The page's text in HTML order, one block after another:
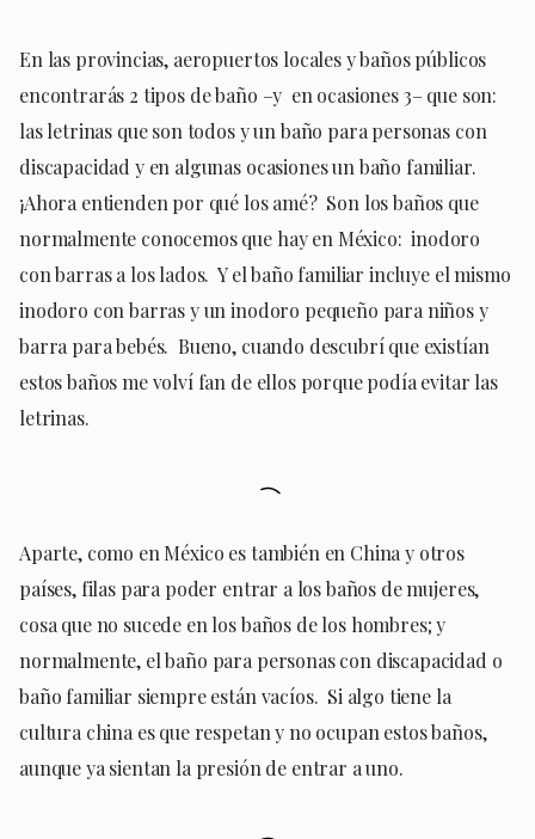
En las provincias, aeropuertos locales y baños públicos
encontrarás 2 tipos de baño –y en ocasiones 3– que son:
las letrinas que son todos y un baño para personas con
discapacidad y en algunas ocasiones un baño familiar.
¡Ahora entienden por qué los amé? Son los baños que
normalmente conocemos que hay en México: inodoro
con barras a los lados. Y el baño familiar incluye el mismo
inodoro con barras y un inodoro pequeño para niños y
barra para bebés. Bueno, cuando descubrí que existían
estos baños me volví fan de ellos porque podía evitar las
letrinas.
Aparte, como en México es también en China y otros
países, filas para poder entrar a los baños de mujeres,
cosa que no sucede en los baños de los hombres; y
normalmente, el baño para personas con discapacidad o
baño familiar siempre están vacíos. Si algo tiene la
cultura china es que respetan y no ocupan estos baños,
aunque ya sientan la presión de entrar a uno.